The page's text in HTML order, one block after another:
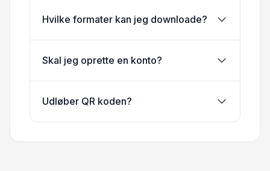
Hvilke formater kan jeg downloade?
Skal jeg oprette en konto?
Udløber QR koden?